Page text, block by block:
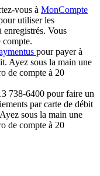
vous à MonCompte
utiliser les
enregistrés. Vous
compte.
pour payer à
Ayez sous la main une
de compte à 20
738-6400 pour faire un
par carte de débit
sous la main une
de compte à 20